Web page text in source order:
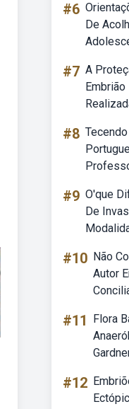
#6
De
#7 A
#8
#9 O'que
De
#10 Não
Autor
#11
Flora
#12